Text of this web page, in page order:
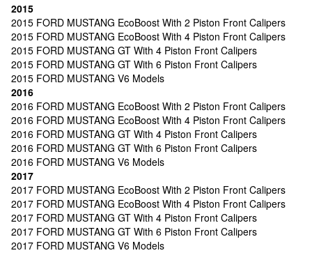
2015
2015 FORD MUSTANG EcoBoost With 2 Piston Front Calipers
2015 FORD MUSTANG EcoBoost With 4 Piston Front Calipers
2015 FORD MUSTANG GT With 4 Piston Front Calipers
2015 FORD MUSTANG GT With 6 Piston Front Calipers
2015 FORD MUSTANG V6 Models
2016
2016 FORD MUSTANG EcoBoost With 2 Piston Front Calipers
2016 FORD MUSTANG EcoBoost With 4 Piston Front Calipers
2016 FORD MUSTANG GT With 4 Piston Front Calipers
2016 FORD MUSTANG GT With 6 Piston Front Calipers
2016 FORD MUSTANG V6 Models
2017
2017 FORD MUSTANG EcoBoost With 2 Piston Front Calipers
2017 FORD MUSTANG EcoBoost With 4 Piston Front Calipers
2017 FORD MUSTANG GT With 4 Piston Front Calipers
2017 FORD MUSTANG GT With 6 Piston Front Calipers
2017 FORD MUSTANG V6 Models